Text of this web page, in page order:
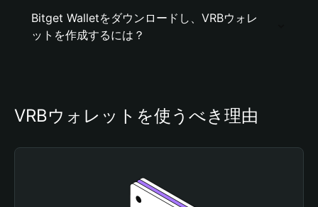
Bitget Walletをダウンロードし、VRBウォレ
ットを作成するには？
VRBウォレットを使うべき理由